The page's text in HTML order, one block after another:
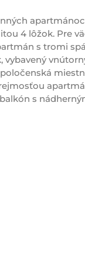
4 lôžok. Pre
s tromi
vybavený
s